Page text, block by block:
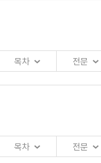
목차 전문
목차 전문